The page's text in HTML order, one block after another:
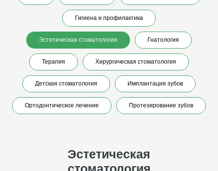
Гигиена и профилактика
Эстетическая стоматология Гнатология
Терапия Хирургическая стоматология
Детская стоматология Имплантация зубов
Ортодонтическое лечение Протезирование зубов
Эстетическая
стоматология